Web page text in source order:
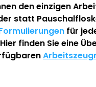
den einzigen
statt
für
finden Sie eine